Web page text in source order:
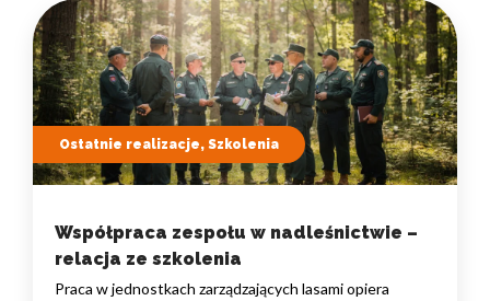
Ostatnie realizacje, Szkolenia
Współpraca zespołu w nadleśnictwie –
relacja ze szkolenia
Praca w jednostkach zarządzających lasami opiera